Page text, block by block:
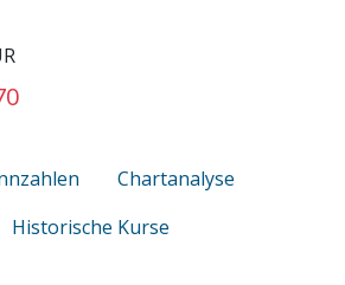
Chartanalyse
Historische Kurse